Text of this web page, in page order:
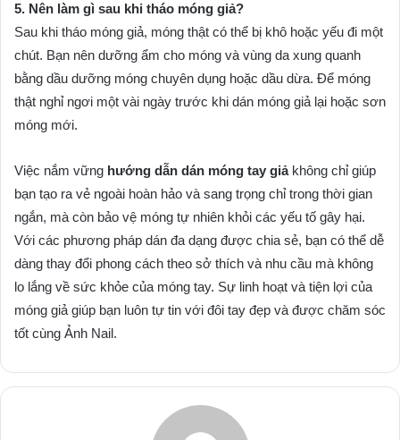
5. Nên làm gì sau khi tháo móng giả?
Sau khi tháo móng giả, móng thật có thể bị khô hoặc yếu đi một
chút. Bạn nên dưỡng ẩm cho móng và vùng da xung quanh
bằng dầu dưỡng móng chuyên dụng hoặc dầu dừa. Để móng
thật nghỉ ngơi một vài ngày trước khi dán móng giả lại hoặc sơn
móng mới.
Việc nắm vững hướng dẫn dán móng tay giảkhông chỉ giúp
bạn tạo ra vẻ ngoài hoàn hảo và sang trọng chỉ trong thời gian
ngắn, mà còn bảo vệ móng tự nhiên khỏi các yếu tố gây hại.
Với các phương pháp dán đa dạng được chia sẻ, bạn có thể dễ
dàng thay đổi phong cách theo sở thích và nhu cầu mà không
lo lắng về sức khỏe của móng tay. Sự linh hoạt và tiện lợi của
móng giả giúp bạn luôn tự tin với đôi tay đẹp và được chăm sóc
tốt cùng Ảnh Nail.